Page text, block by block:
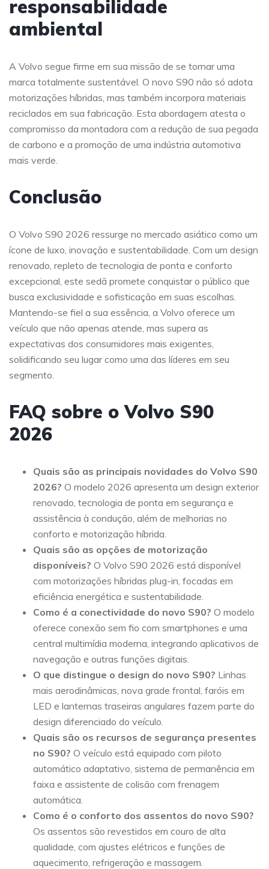
responsabilidade
ambiental
A Volvo segue firme em sua missão de se tornar uma
marca totalmente sustentável. O novo S90 não só adota
motorizações híbridas, mas também incorpora materiais
reciclados em sua fabricação. Esta abordagem atesta o
compromisso da montadora com a redução de sua pegada
de carbono e a promoção de uma indústria automotiva
mais verde.
Conclusão
O Volvo S90 2026 ressurge no mercado asiático como um
ícone de luxo, inovação e sustentabilidade. Com um design
renovado, repleto de tecnologia de ponta e conforto
excepcional, este sedã promete conquistar o público que
busca exclusividade e sofisticação em suas escolhas.
Mantendo-se fiel a sua essência, a Volvo oferece um
veículo que não apenas atende, mas supera as
expectativas dos consumidores mais exigentes,
solidificando seu lugar como uma das líderes em seu
segmento.
FAQ sobre o Volvo S90
2026
Quais são as principais novidades do Volvo S90
2026? O modelo 2026 apresenta um design exterior
renovado, tecnologia de ponta em segurança e
assistência à condução, além de melhorias no
conforto e motorização híbrida.
Quais são as opções de motorização
disponíveis? O Volvo S90 2026 está disponível
com motorizações híbridas plug-in, focadas em
eficiência energética e sustentabilidade.
Como é a conectividade do novo S90? O modelo
oferece conexão sem fio com smartphones e uma
central multimídia moderna, integrando aplicativos de
navegação e outras funções digitais.
O que distingue o design do novo S90? Linhas
mais aerodinâmicas, nova grade frontal, faróis em
LED e lanternas traseiras angulares fazem parte do
design diferenciado do veículo.
Quais são os recursos de segurança presentes
no S90? O veículo está equipado com piloto
automático adaptativo, sistema de permanência em
faixa e assistente de colisão com frenagem
automática.
Como é o conforto dos assentos do novo S90?
Os assentos são revestidos em couro de alta
qualidade, com ajustes elétricos e funções de
aquecimento, refrigeração e massagem.